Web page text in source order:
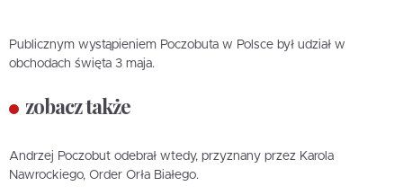
Publicznym wystąpieniem Poczobuta w Polsce był udział w
obchodach święta 3 maja.
zobacz także
Andrzej Poczobut odebrał wtedy, przyznany przez Karola
Nawrockiego, Order Orła Białego.